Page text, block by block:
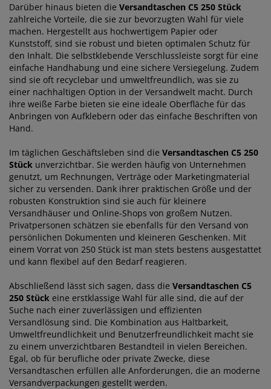
Darüber hinaus bieten die Versandtaschen C5 250 Stück
zahlreiche Vorteile, die sie zur bevorzugten Wahl für viele
machen. Hergestellt aus hochwertigem Papier oder
Kunststoff, sind sie robust und bieten optimalen Schutz für
den Inhalt. Die selbstklebende Verschlussleiste sorgt für eine
einfache Handhabung und eine sichere Versiegelung. Zudem
sind sie oft recyclebar und umweltfreundlich, was sie zu
einer nachhaltigen Option in der Versandwelt macht. Durch
ihre weiße Farbe bieten sie eine ideale Oberfläche für das
Anbringen von Aufklebern oder das einfache Beschriften von
Hand.
Im täglichen Geschäftsleben sind die Versandtaschen C5 250
Stück unverzichtbar. Sie werden häufig von Unternehmen
genutzt, um Rechnungen, Verträge oder Marketingmaterial
sicher zu versenden. Dank ihrer praktischen Größe und der
robusten Konstruktion sind sie auch für kleinere
Versandhäuser und Online-Shops von großem Nutzen.
Privatpersonen schätzen sie ebenfalls für den Versand von
persönlichen Dokumenten und kleineren Geschenken. Mit
einem Vorrat von 250 Stück ist man stets bestens ausgestattet
und kann flexibel auf den Bedarf reagieren.
Abschließend lässt sich sagen, dass die Versandtaschen C5
250 Stück eine erstklassige Wahl für alle sind, die auf der
Suche nach einer zuverlässigen und effizienten
Versandlösung sind. Die Kombination aus Haltbarkeit,
Umweltfreundlichkeit und Benutzerfreundlichkeit macht sie
zu einem unverzichtbaren Bestandteil in vielen Bereichen.
Egal, ob für berufliche oder private Zwecke, diese
Versandtaschen erfüllen alle Anforderungen, die an moderne
Versandverpackungen gestellt werden.